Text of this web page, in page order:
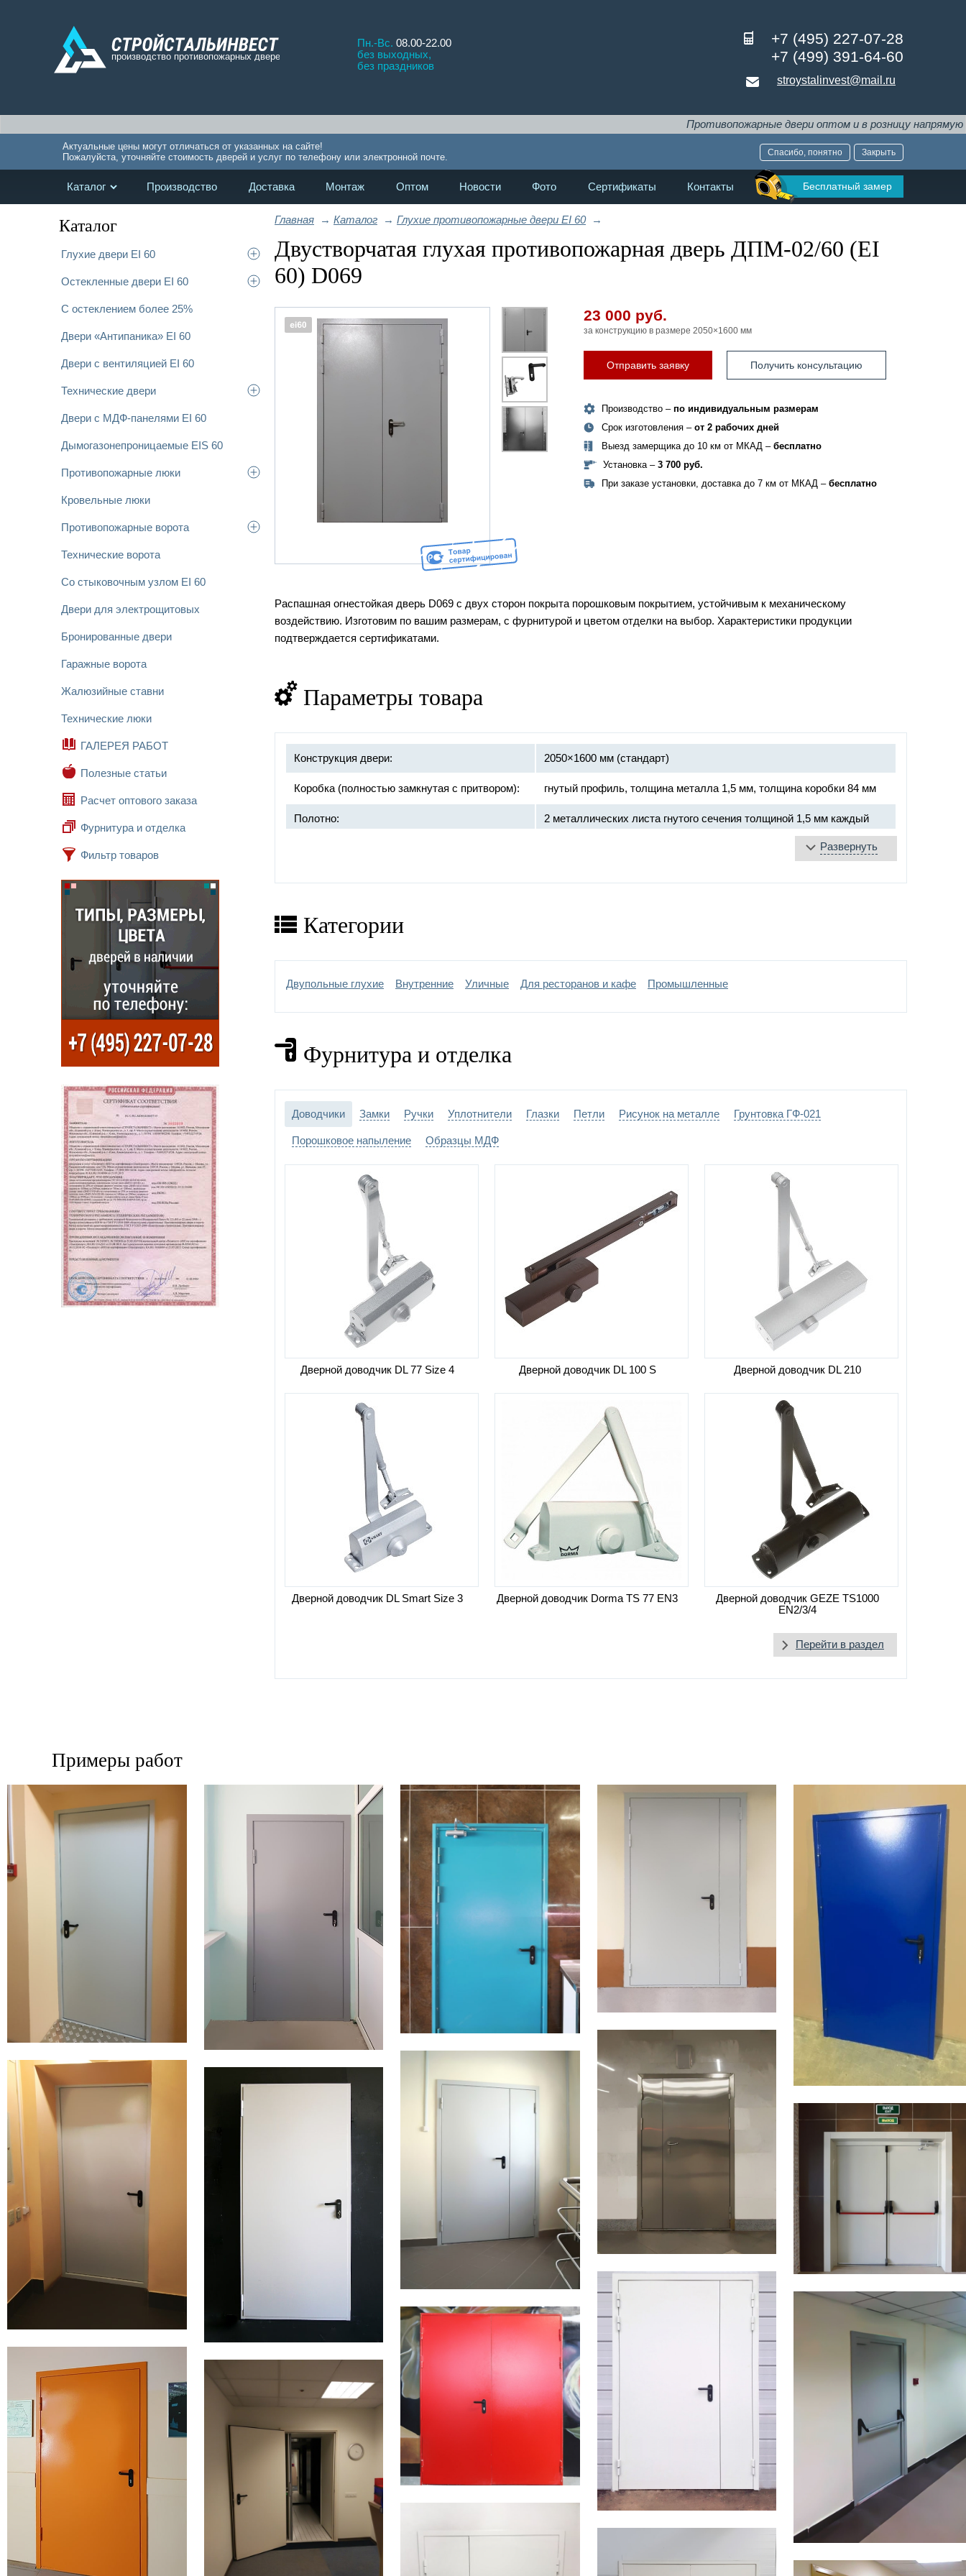
Пн.-Вс. 08.00-22.00
без выходных,
без праздников
+7 (495) 227-07-28
+7 (499) 391-64-60
stroystalinvest@mail.ru
Противопожарные двери оптом и в розницу напрямую от
Актуальные цены могут отличаться от указанных на сайте!
Пожалуйста, уточняйте стоимость дверей и услуг по телефону или электронной почте.
Спасибо, понятно Закрыть
Каталог Производство Доставка Монтаж Оптом Новости Фото Сертификаты Контакты Бесплатный замер
Каталог
Глухие двери EI 60
Остекленные двери EI 60
С остеклением более 25%
Двери «Антипаника» EI 60
Двери с вентиляцией EI 60
Технические двери
Двери с МДФ-панелями EI 60
Дымогазонепроницаемые EIS 60
Противопожарные люки
Кровельные люки
Противопожарные ворота
Технические ворота
Со стыковочным узлом EI 60
Двери для электрощитовых
Бронированные двери
Гаражные ворота
Жалюзийные ставни
Технические люки
ГАЛЕРЕЯ РАБОТ
Полезные статьи
Расчет оптового заказа
Фурнитура и отделка
Фильтр товаров
Главная → Каталог → Глухие противопожарные двери EI 60→
Двустворчатая глухая противопожарная дверь ДПМ-02/60 (EI
60) D069
23 000 руб.
за конструкцию в размере 2050×1600 мм
Отправить заявку Получить консультацию
Производство – по индивидуальным размерам
Срок изготовления – от 2 рабочих дней
Выезд замерщика до 10 км от МКАД – бесплатно
Установка – 3 700 руб.
При заказе установки, доставка до 7 км от МКАД – бесплатно
Распашная огнестойкая дверь D069 с двух сторон покрыта порошковым покрытием, устойчивым к механическому
воздействию. Изготовим по вашим размерам, с фурнитурой и цветом отделки на выбор. Характеристики продукции
подтверждается сертификатами.
Параметры товара
Конструкция двери: 2050×1600 мм (стандарт)
Коробка (полностью замкнутая с притвором): гнутый профиль, толщина металла 1,5 мм, толщина коробки 84 мм
Полотно: 2 металлических листа гнутого сечения толщиной 1,5 мм каждый
Замок:
Петли: 6 шт, на закрытых подшипниках Ø20 мм
Развернуть
Категории
Двупольные глухие Внутренние Уличные Для ресторанов и кафе Промышленные
Фурнитура и отделка
Доводчики Замки Ручки Уплотнители Глазки Петли Рисунок на металле Грунтовка ГФ-021
Порошковое напыление Образцы МДФ
Дверной доводчик DL 77 Size 4 Дверной доводчик DL 100 S Дверной доводчик DL 210
Дверной доводчик DL Smart Size 3 Дверной доводчик Dorma TS 77 EN3
Дверной доводчик GEZE TS1000
EN2/3/4
Перейти в раздел
Примеры работ